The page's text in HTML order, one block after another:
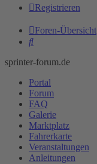
Registrieren
Foren-Übersicht
Suche
sprinter-forum.de
Portal
Forum
FAQ
Galerie
Marktplatz
Fahrerkarte
Veranstaltungen
Anleitungen